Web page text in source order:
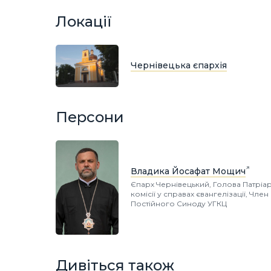
Локації
Чернівецька єпархія
Персони
Владика Йосафат Мощич
Єпарх Чернівецький, Голова
комісії у справах євангелізації, Член
Постійного Синоду УГКЦ
Дивіться також